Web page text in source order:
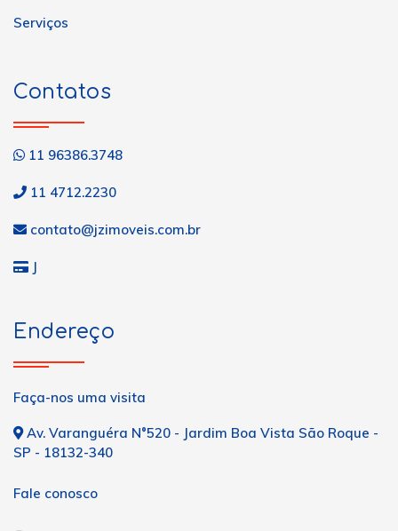
Serviços
Contatos
11 96386.3748
11 4712.2230
contato@jzimoveis.com.br
J
Endereço
Faça-nos uma visita
Av. Varanguéra N°520 - Jardim Boa Vista São Roque -
SP - 18132-340
Fale conosco